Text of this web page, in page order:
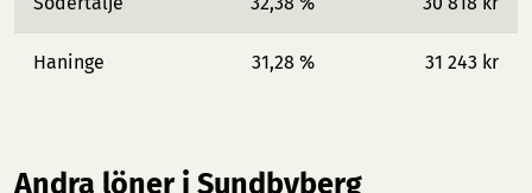
Haninge 31,28 % 31 243 kr
Andra löner i Sundbyberg